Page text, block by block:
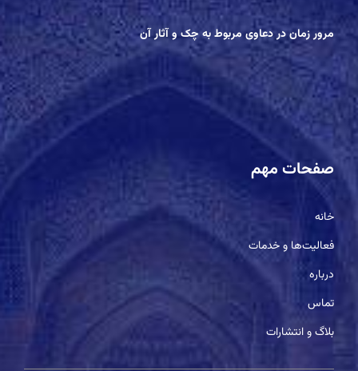
مرور زمان در دعاوی مربوط به چک و آثار آن
صفحات مهم
خانه
فعالیت‌ها و خدمات
درباره
تماس
بلاگ و انتشارات